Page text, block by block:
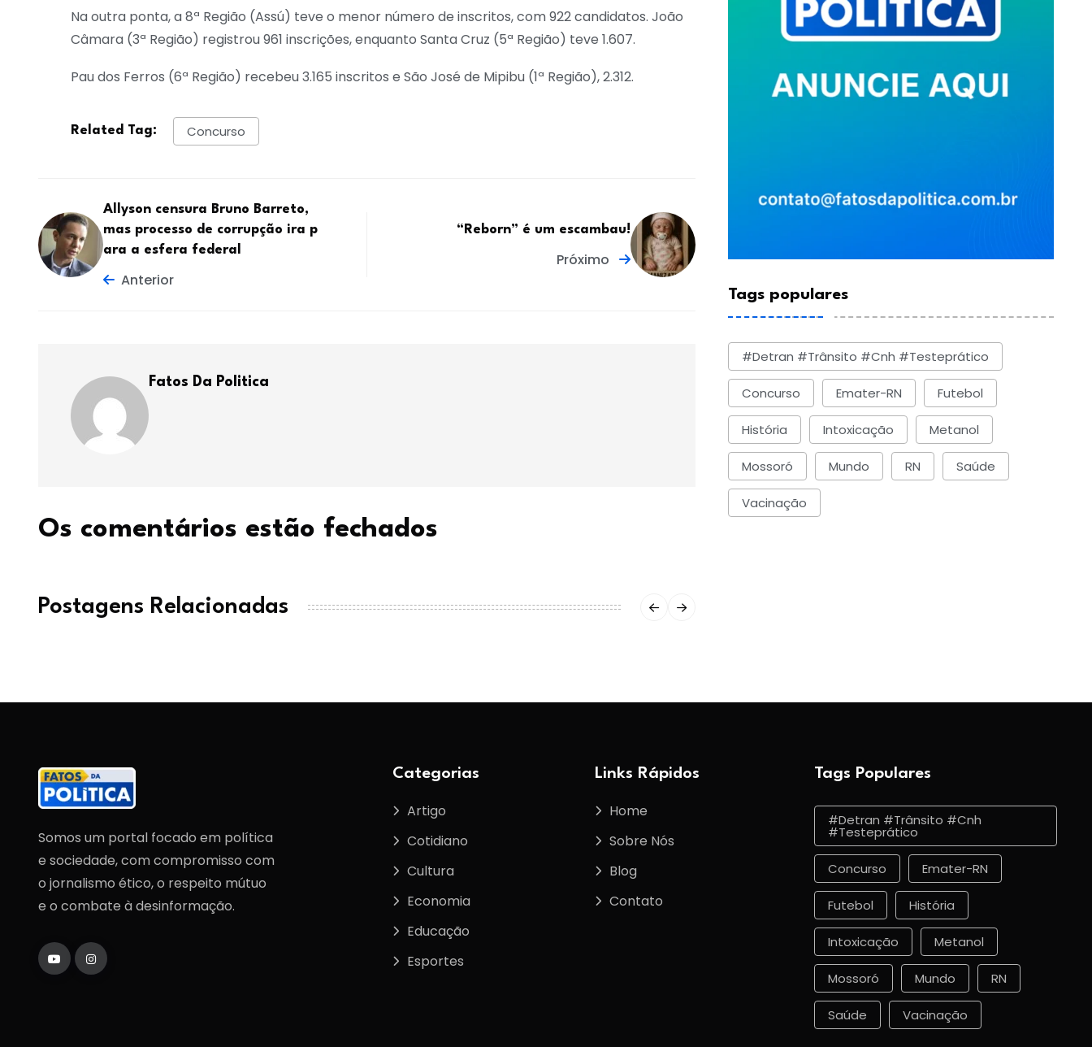
Na outra ponta, a 8ª Região (Assú) teve o menor número de inscritos, com 922 candidatos. João
Câmara (3ª Região) registrou 961 inscrições, enquanto Santa Cruz (5ª Região) teve 1.607.
Pau dos Ferros (6ª Região) recebeu 3.165 inscritos e São José de Mipibu (1ª Região), 2.312.
Related Tag: Concurso
Allyson censura Bruno Barreto,
mas processo de corrupção ira p
ara a esfera federal
Anterior
“Reborn” é um escambau!
Próximo
Fatos Da Politica
Os comentários estão fechados
Postagens Relacionadas
Tags populares
#detran #trânsito #cnh #testeprático
Concurso Emater-RN Futebol
História Intoxicação Metanol
Mossoró Mundo RN Saúde
Vacinação
Somos um portal focado em política
e sociedade, com compromisso com
o jornalismo ético, o respeito mútuo
e o combate à desinformação.
Categorias
Artigo
Cotidiano
Cultura
Economia
Educação
Esportes
Links Rápidos
Home
Sobre Nós
Blog
Contato
Tags Populares
#detran #trânsito #cnh
#testeprático
Concurso Emater-RN
Futebol História
Intoxicação Metanol
Mossoró Mundo RN
Saúde Vacinação